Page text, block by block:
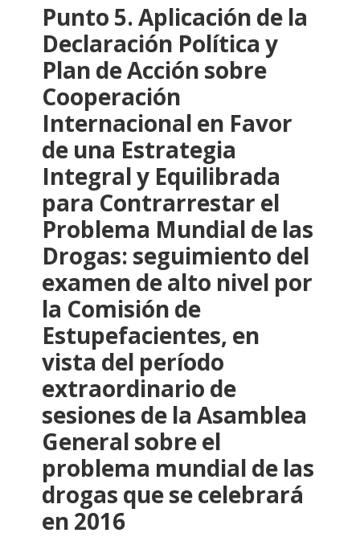
Punto 5. Aplicación de la
Declaración Política y
Plan de Acción sobre
Cooperación
Internacional en Favor
de una Estrategia
Integral y Equilibrada
para Contrarrestar el
Problema Mundial de las
Drogas: seguimiento del
examen de alto nivel por
la Comisión de
Estupefacientes, en
vista del período
extraordinario de
sesiones de la Asamblea
General sobre el
problema mundial de las
drogas que se celebrará
en 2016